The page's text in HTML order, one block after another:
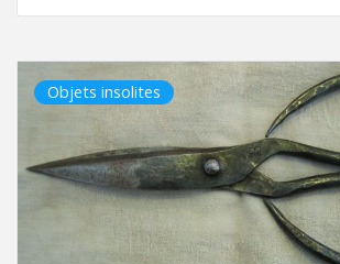
Objets insolites